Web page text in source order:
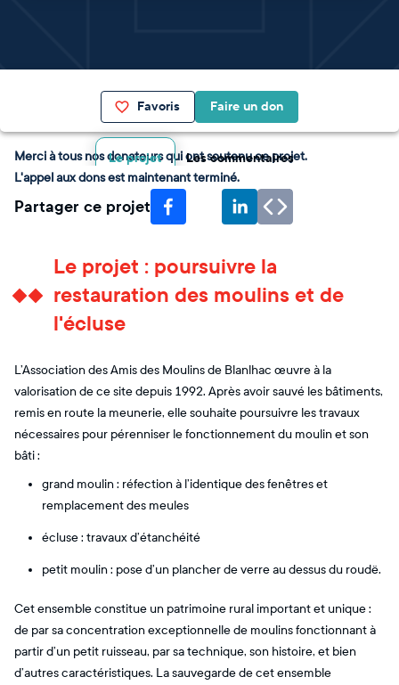
Favoris Faire un don
Le projet Les commentaires
Merci à tous nos donateurs qui ont soutenu ce projet.
L'appel aux dons est maintenant terminé.
Partager ce projet
Le projet : poursuivre la
restauration des moulins et de
l'écluse
L’Association des Amis des Moulins de Blanlhac œuvre à la
valorisation de ce site depuis 1992. Après avoir sauvé les bâtiments,
remis en route la meunerie, elle souhaite poursuivre les travaux
nécessaires pour pérenniser le fonctionnement du moulin et son
bâti :
grand moulin : réfection à l’identique des fenêtres et
remplacement des meules
écluse : travaux d’étanchéité
petit moulin : pose d’un plancher de verre au dessus du roudë.
Cet ensemble constitue un patrimoine rural important et unique :
de par sa concentration exceptionnelle de moulins fonctionnant à
partir d’un petit ruisseau, par sa technique, son histoire, et bien
d’autres caractéristiques. La sauvegarde de cet ensemble